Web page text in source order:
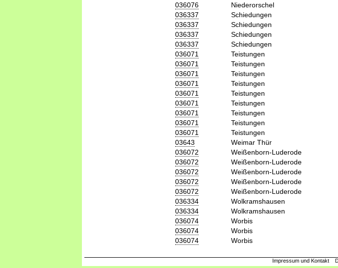
036076
Niederorschel
036337
Schiedungen
036337
Schiedungen
036337
Schiedungen
036337
Schiedungen
036071
Teistungen
036071
Teistungen
036071
Teistungen
036071
Teistungen
036071
Teistungen
036071
Teistungen
036071
Teistungen
036071
Teistungen
036071
Teistungen
03643
Weimar Thür
036072
Weißenborn-Luderode
036072
Weißenborn-Luderode
036072
Weißenborn-Luderode
036072
Weißenborn-Luderode
036072
Weißenborn-Luderode
036334
Wolkramshausen
036334
Wolkramshausen
036074
Worbis
036074
Worbis
036074
Worbis
Impressum und Kontakt